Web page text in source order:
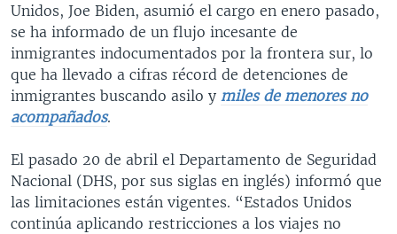
Unidos, Joe Biden, asumió el cargo en enero pasado,
se ha informado de un flujo incesante de
inmigrantes indocumentados por la frontera sur, lo
que ha llevado a cifras récord de detenciones de
inmigrantes buscando asilo y miles de menores no
acompañados.
El pasado 20 de abril el Departamento de Seguridad
Nacional (DHS, por sus siglas en inglés) informó que
las limitaciones están vigentes. “Estados Unidos
continúa aplicando restricciones a los viajes no